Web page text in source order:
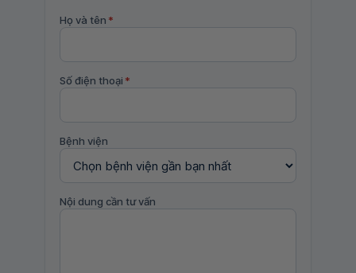
Họ và tên *
Số điện thoại *
Bệnh viện
Nội dung cần tư vấn